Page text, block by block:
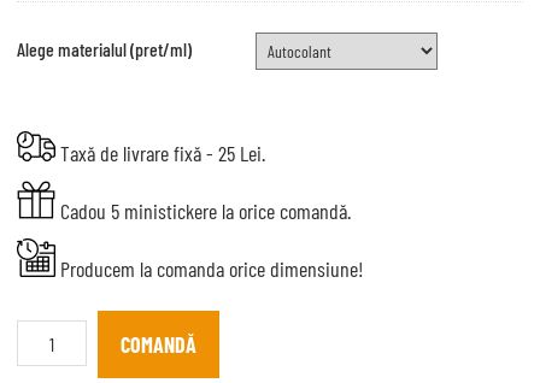
Alege materialul (pret/ml)
Taxă de livrare fixă - 25 Lei.
Cadou 5 ministickere la orice comandă.
Producem la comanda orice dimensiune!
Fototapet
London
COMANDĂ